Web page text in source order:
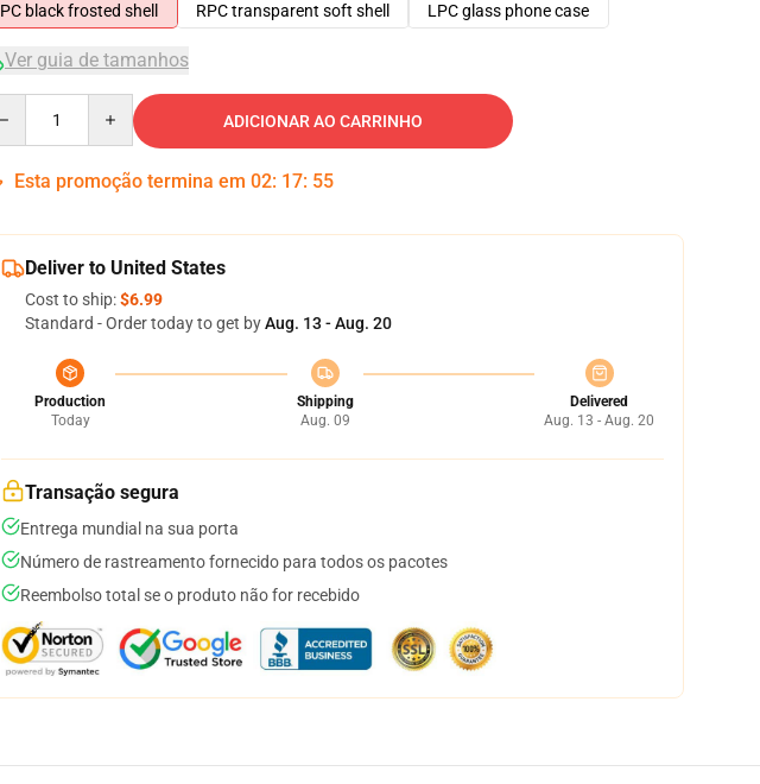
PC black frosted shell
RPC transparent soft shell LPC glass phone case
Ver guia de tamanhos
ADICIONAR AO CARRINHO
Esta promoção termina em 02: 17: 54
Deliver to United States
Cost to ship:$6.99
Standard - Order today to get byAug. 13 - Aug. 20
Production
Today
Shipping
Aug. 09
Delivered
Aug. 13 - Aug. 20
Transação segura
Entrega mundial na sua porta
Número de rastreamento fornecido para todos os pacotes
Reembolso total se o produto não for recebido